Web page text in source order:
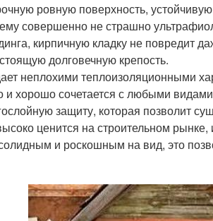
ровную поверхность,
совершенно не страшно
кирпичную кладку не повредит
долговечную крепость.
неплохими теплоизоляционными
и хорошо сочетается с любыми
защиту, которая позволит
ценится на строительном
и роскошным на вид, это